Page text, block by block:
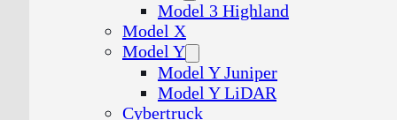
Model 3 Highland
Model X
Model Y
Model Y Juniper
Model Y LiDAR
Cybertruck